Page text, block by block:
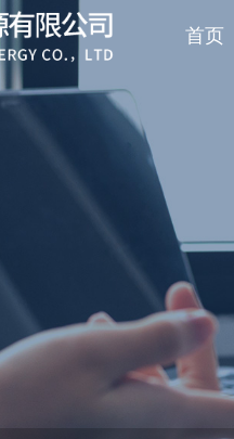
首页